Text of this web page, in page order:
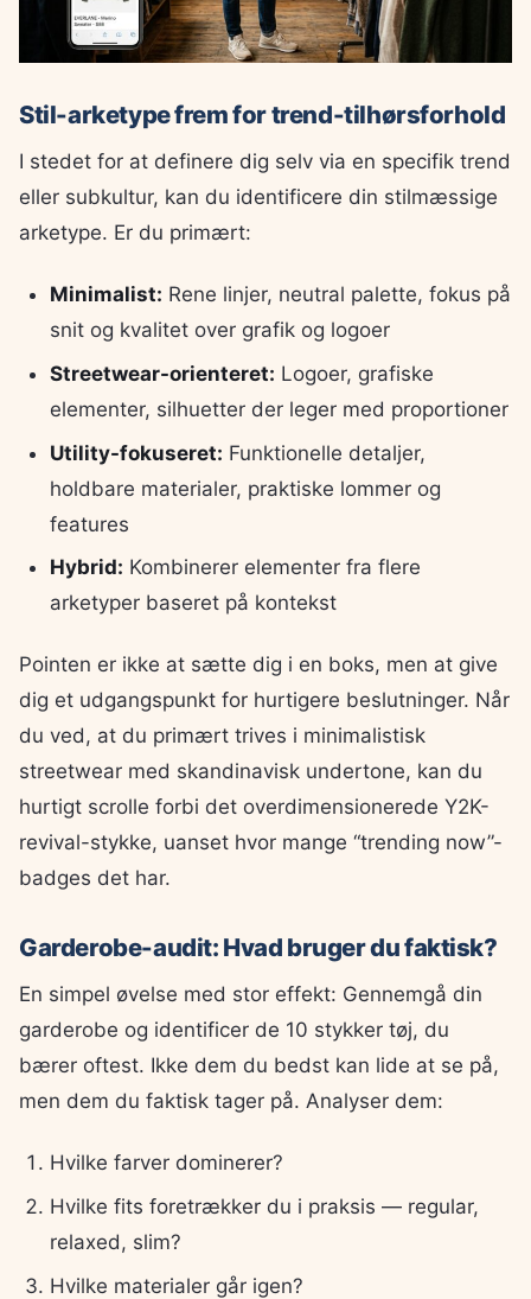
Stil-arketype frem for trend-tilhørsforhold
I stedet for at definere dig selv via en specifik trend
eller subkultur, kan du identificere din stilmæssige
arketype. Er du primært:
Minimalist: Rene linjer, neutral palette, fokus på
snit og kvalitet over grafik og logoer
Streetwear-orienteret: Logoer, grafiske
elementer, silhuetter der leger med proportioner
Utility-fokuseret: Funktionelle detaljer,
holdbare materialer, praktiske lommer og
features
Hybrid: Kombinerer elementer fra flere
arketyper baseret på kontekst
Pointen er ikke at sætte dig i en boks, men at give
dig et udgangspunkt for hurtigere beslutninger. Når
du ved, at du primært trives i minimalistisk
streetwear med skandinavisk undertone, kan du
hurtigt scrolle forbi det overdimensionerede Y2K-
revival-stykke, uanset hvor mange “trending now”-
badges det har.
Garderobe-audit: Hvad bruger du faktisk?
En simpel øvelse med stor effekt: Gennemgå din
garderobe og identificer de 10 stykker tøj, du
bærer oftest. Ikke dem du bedst kan lide at se på,
men dem du faktisk tager på. Analyser dem:
Hvilke farver dominerer?
Hvilke fits foretrækker du i praksis — regular,
relaxed, slim?
Hvilke materialer går igen?